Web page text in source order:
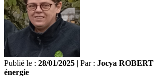
Publié le : 28/01/2025 | Par : Jocya ROBERT
énergie